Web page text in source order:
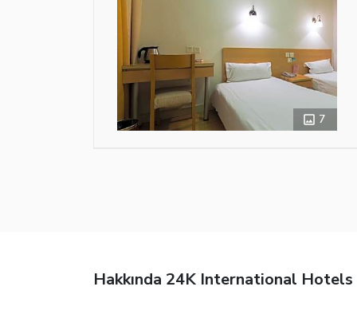
7
Hakkında 24K International